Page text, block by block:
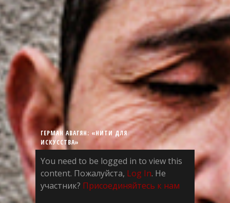
ГЕРМАН АВАГЯН: «НИТИ ДЛЯ
ИСКУССТВА»
You need to be logged in to view this
content. Пожалуйста, Log In. Не
участник? Присоединяйтесь к нам